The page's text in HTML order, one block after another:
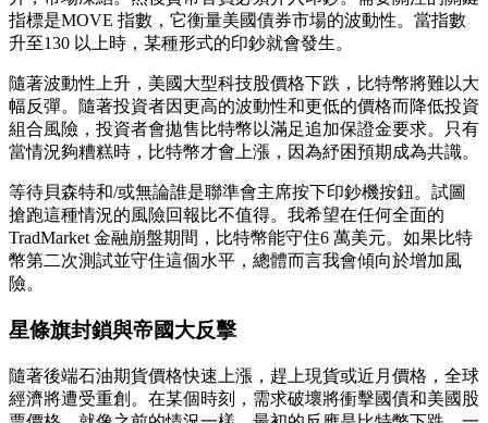
指標是MOVE 指數，它衡量美國債券市場的波動性。當指數
升至130 以上時，某種形式的印鈔就會發生。
隨著波動性上升，美國大型科技股價格下跌，比特幣將難以大
幅反彈。隨著投資者因更高的波動性和更低的價格而降低投資
組合風險，投資者會拋售比特幣以滿足追加保證金要求。只有
當情況夠糟糕時，比特幣才會上漲，因為紓困預期成為共識。
等待貝森特和/或無論誰是聯準會主席按下印鈔機按鈕。試圖
搶跑這種情況的風險回報比不值得。我希望在任何全面的
TradMarket 金融崩盤期間，比特幣能守住6 萬美元。如果比特
幣第二次測試並守住這個水平，總體而言我會傾向於增加風
險。
星條旗封鎖與帝國大反擊
隨著後端石油期貨價格快速上漲，趕上現貨或近月價格，全球
經濟將遭受重創。在某個時刻，需求破壞將衝擊國債和美國股